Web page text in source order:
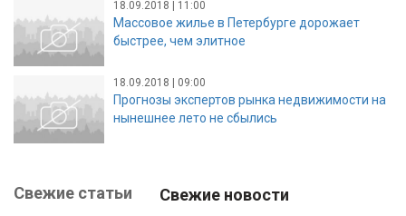
18.09.2018 | 11:00
Массовое жилье в Петербурге дорожает
быстрее, чем элитное
18.09.2018 | 09:00
Прогнозы экспертов рынка недвижимости на
нынешнее лето не сбылись
Свежие статьи Свежие новости